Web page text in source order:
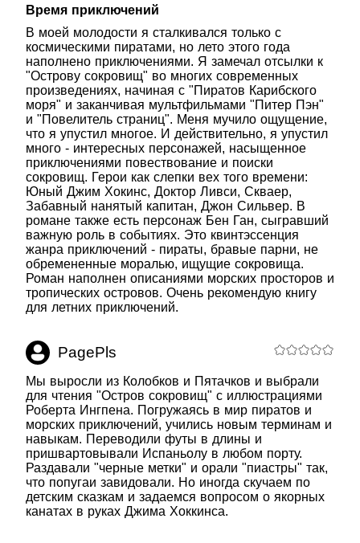
Время приключений
В моей молодости я сталкивался только с
космическими пиратами, но лето этого года
наполнено приключениями. Я замечал отсылки к
"Острову сокровищ" во многих современных
произведениях, начиная с "Пиратов Карибского
моря" и заканчивая мультфильмами "Питер Пэн"
и "Повелитель страниц". Меня мучило ощущение,
что я упустил многое. И действительно, я упустил
много - интересных персонажей, насыщенное
приключениями повествование и поиски
сокровищ. Герои как слепки вех того времени:
Юный Джим Хокинс, Доктор Ливси, Скваер,
Забавный нанятый капитан, Джон Сильвер. В
романе также есть персонаж Бен Ган, сыгравший
важную роль в событиях. Это квинтэссенция
жанра приключений - пираты, бравые парни, не
обремененные моралью, ищущие сокровища.
Роман наполнен описаниями морских просторов и
тропических островов. Очень рекомендую книгу
для летних приключений.
PagePls
Мы выросли из Колобков и Пятачков и выбрали
для чтения "Остров сокровищ" с иллюстрациями
Роберта Ингпена. Погружаясь в мир пиратов и
морских приключений, учились новым терминам и
навыкам. Переводили футы в длины и
пришвартовывали Испаньолу в любом порту.
Раздавали "черные метки" и орали "пиастры" так,
что попугаи завидовали. Но иногда скучаем по
детским сказкам и задаемся вопросом о якорных
канатах в руках Джима Хоккинса.